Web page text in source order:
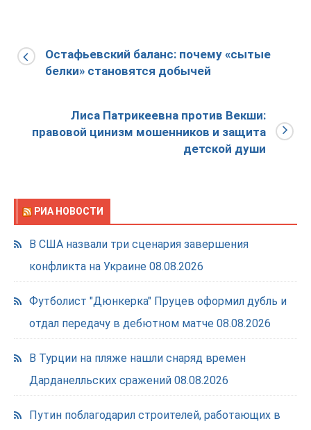
Остафьевский баланс: почему «сытые
белки» становятся добычей
Лиса Патрикеевна против Векши:
правовой цинизм мошенников и защита
детской души
РИА НОВОСТИ
В США назвали три сценария завершения
конфликта на Украине 08.08.2026
Футболист "Дюнкерка" Пруцев оформил дубль и
отдал передачу в дебютном матче 08.08.2026
В Турции на пляже нашли снаряд времен
Дарданелльских сражений 08.08.2026
Путин поблагодарил строителей, работающих в